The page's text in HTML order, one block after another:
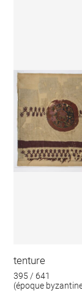
tenture
395 / 641
(époque